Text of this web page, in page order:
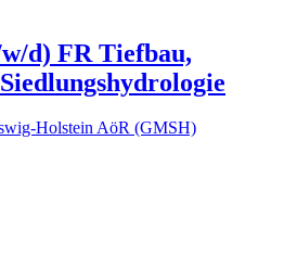
d) FR Tiefbau,
Holstein AöR (GMSH)